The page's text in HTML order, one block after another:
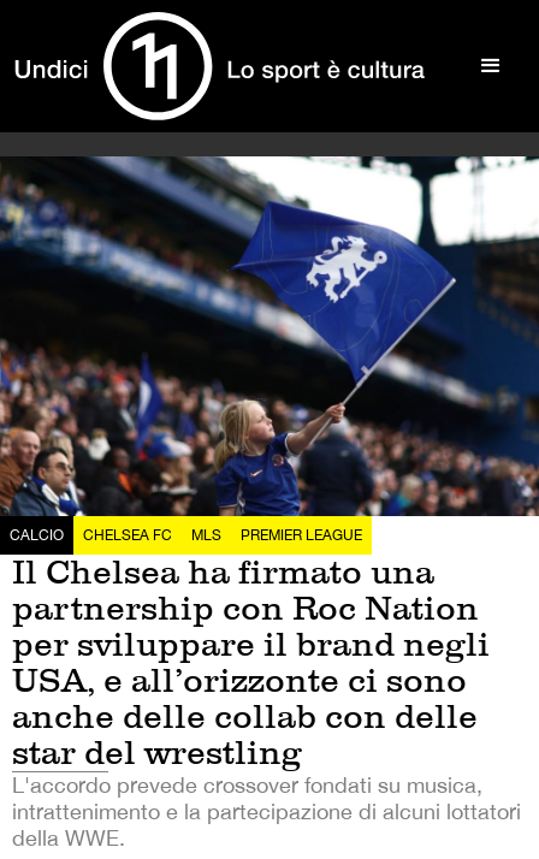
CALCIO CHELSEA FC MLS PREMIER LEAGUE
Il Chelsea ha firmato una
partnership con Roc Nation
per sviluppare il brand negli
USA, e all’orizzonte ci sono
anche delle collab con delle
star del wrestling
L'accordo prevede crossover fondati su musica,
intrattenimento e la partecipazione di alcuni lottatori
della WWE.